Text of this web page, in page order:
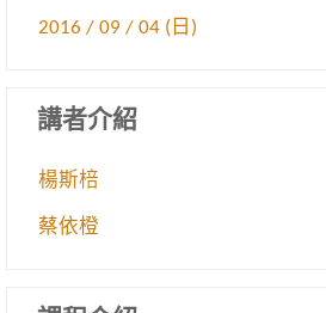
2016 / 09 / 04 (日)
講者介紹
楊斯棓
蔡依橙